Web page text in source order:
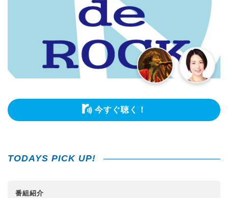
今すぐ聴く！
TODAYS PICK UP!
番組紹介